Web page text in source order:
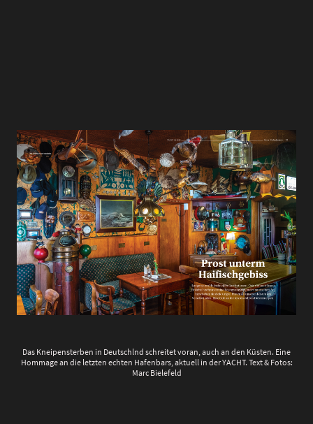
Das Kneipensterben in Deutschlnd schreitet voran, auch an den Küsten. Eine
Hommage an die letzten echten Hafenbars, aktuell in der YACHT. Text & Fotos:
Marc Bielefeld